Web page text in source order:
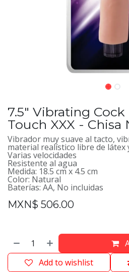
7.5" Vibrating Cock
Touch XXX - Chisa
Vibrador muy suave al tacto,
material realístico libre de látex
Varias velocidades
Resistente al agua
Medida: 18.5 cm x 4.5 cm
Color: Natural
Baterías: AA, No incluidas
MXN$ 506.00
Add to wishlist